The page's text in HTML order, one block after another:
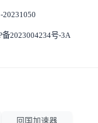
20231050
2023004234号-3A
回国加速器